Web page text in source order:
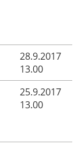
28.9.2017
13.00
25.9.2017
13.00